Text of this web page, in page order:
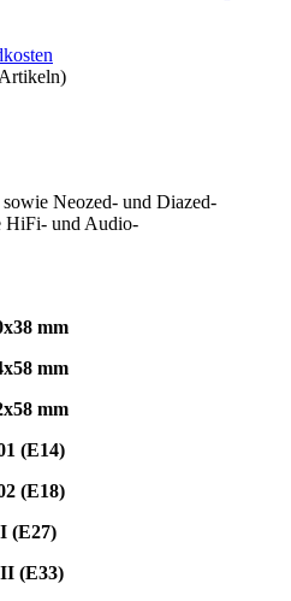
Artikeln)
Neozed- und Diazed-
HiFi- und Audio-
mm
mm
mm
(E14)
(E18)
(E27)
(E33)